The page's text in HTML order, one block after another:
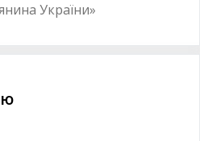
України»